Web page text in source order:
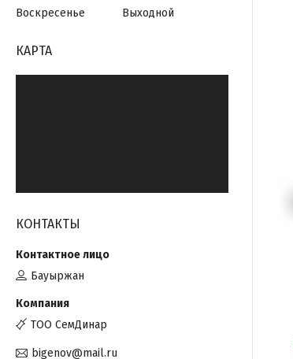
Воскресенье
Выходной
КАРТА
КОНТАКТЫ
Бауыржан
ТОО СемДинар
bigenov@mail.ru